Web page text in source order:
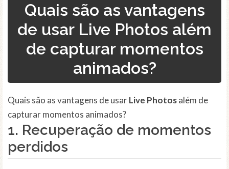
Quais são as vantagens
de usar Live Photos além
de capturar momentos
animados?
Quais são as vantagens de usarLive Photosalém de
capturar momentos animados?
1. Recuperação de momentos
perdidos